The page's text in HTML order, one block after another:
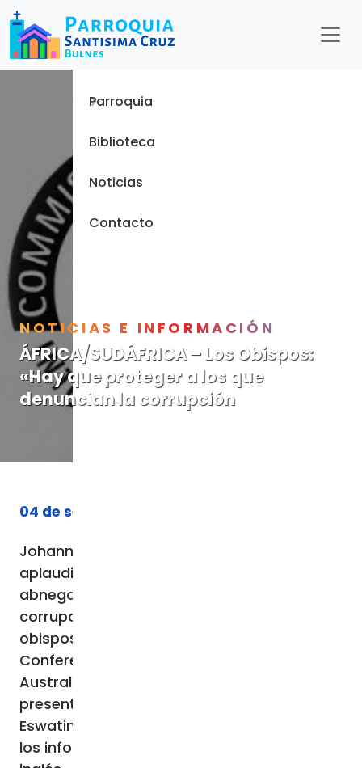
NOTICIAS E INFORMACIÓN
ÁFRICA/SUDÁFRICA – Los Obispos:
«Hay que proteger a los que
denuncian la corrupción
04 de septiembre de 2023
Johannesburgo (Agencia Fides) – «Os
aplaudimos por el don de coraje y
abnegación como denunciantes de la
corrupción en el país». Así es como los
obispos sudafricanos reunidos en la
Conferencia Episcopal Católica de África
Austral (SACBC, en la que también están
presentes los obispos de Botswana y
Eswatini), reconocen el importante papel de
los informadores (conocidos con el término
Menu
Inicio
Parroquia
Biblioteca
Noticias
Contacto